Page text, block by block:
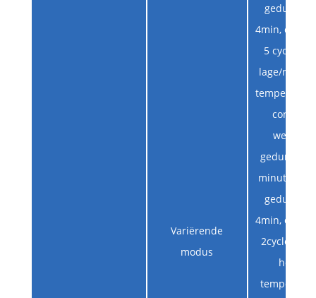
Variërende
modus
gedurende
4min,
5 cycli （
lage/
continu
werken
gedurende
minuten,
gedurende
4min,
2cycles （
hoge